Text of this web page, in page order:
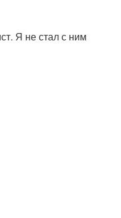
Я не стал с ним